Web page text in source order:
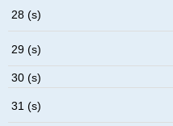
28 (s)
29 (s)
30 (s)
31 (s)